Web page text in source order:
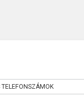
TELEFONSZÁMOK